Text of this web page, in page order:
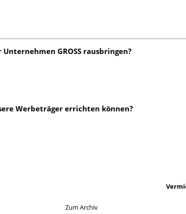
GROSS rausbringen?
Werbeträger errichten können?
Zum Archiv